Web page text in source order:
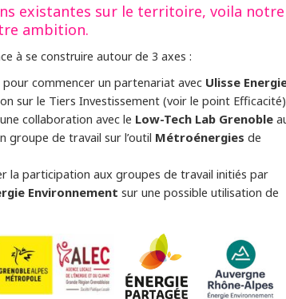
existantes sur le territoire, voila notre
ambition.
à se construire autour de 3 axes :
pour commencer un partenariat avec Ulisse
sur le Tiers Investissement (voir le point Efficacité)
collaboration avec le Low-Tech Lab Grenoble
groupe de travail sur l’outil Métroénergies de
la participation aux groupes de travail initiés par
Environnement sur une possible utilisation de